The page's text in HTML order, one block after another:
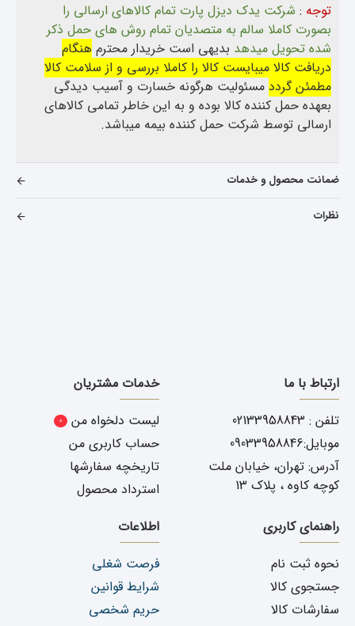
توجه : شرکت یدک دیزل پارت تمام کالاهای ارسالی را
بصورت کاملا سالم به متصدیان تمام روش های حمل ذکر
شده تحویل میدهد بدیهی است خریدار محترم هنگام
دریافت کالا میبایست کالا را کاملا بررسی و از سلامت کالا
مطمئن گردد مسئولیت هرگونه خسارت و آسیب دیدگی
بعهده حمل کننده کالا بوده و به این خاطر تمامی کالاهای
ارسالی توسط شرکت حمل کننده بیمه میباشد.
ضمانت محصول و خدمات
نظرات
ارتباط با ما
تلفن : 02133958843
موبایل:09033958846
آدرس: تهران، خیابان ملت
کوچه کاوه ، پلاک 13
خدمات مشتریان
لیست دلخواه من
0
حساب کاربری من
تاریخچه سفارشها
استرداد محصول
راهنمای کاربری
نحوه ثبت نام
جستجوی کالا
سفارشات کالا
اطلاعات
فرصت شغلی
شرایط قوانین
حریم شخصی